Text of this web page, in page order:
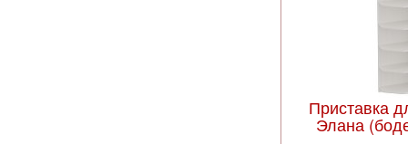
Приставка
Элана